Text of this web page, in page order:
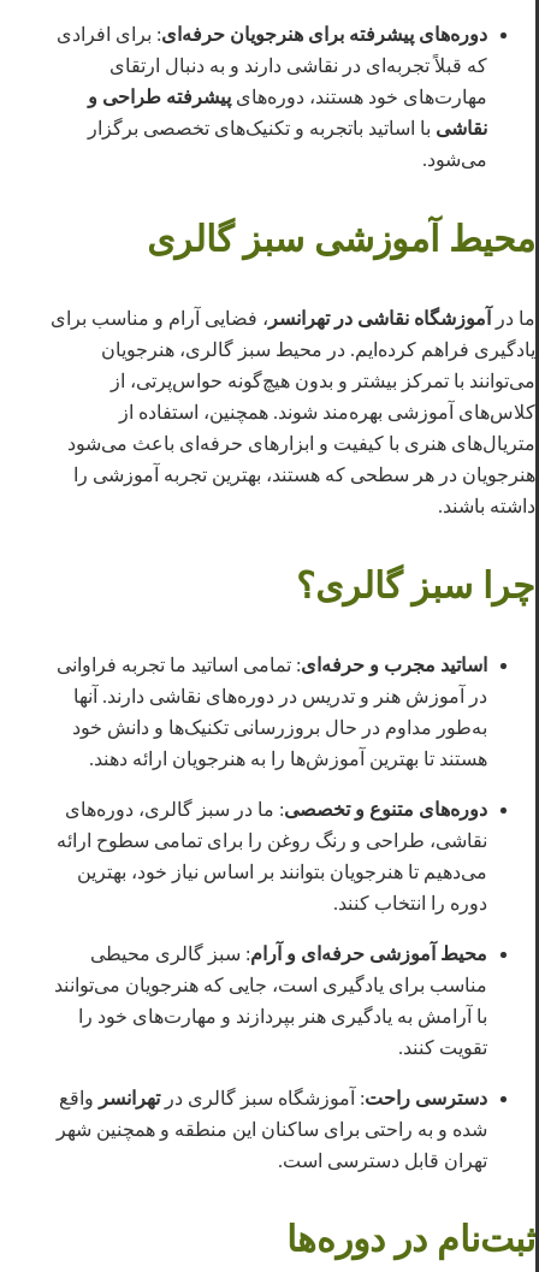
دوره‌های پیشرفته برای هنرجویان حرفه‌ای: برای افرادی
که قبلاً تجربه‌ای در نقاشی دارند و به دنبال ارتقای
مهارت‌های خود هستند، دوره‌های پیشرفته طراحی و
نقاشی با اساتید باتجربه و تکنیک‌های تخصصی برگزار
می‌شود.
محیط آموزشی سبز گالری
ما در آموزشگاه نقاشی در تهرانسر ، فضایی آرام و مناسب برای
یادگیری فراهم کرده‌ایم. در محیط سبز گالری، هنرجویان
می‌توانند با تمرکز بیشتر و بدون هیچ‌گونه حواس‌پرتی، از
کلاس‌های آموزشی بهره‌مند شوند. همچنین، استفاده از
متریال‌های هنری با کیفیت و ابزارهای حرفه‌ای باعث می‌شود
هنرجویان در هر سطحی که هستند، بهترین تجربه آموزشی را
داشته باشند.
چرا سبز گالری؟
اساتید مجرب و حرفه‌ای: تمامی اساتید ما تجربه فراوانی
در آموزش هنر و تدریس در دوره‌های نقاشی دارند. آنها
به‌طور مداوم در حال بروزرسانی تکنیک‌ها و دانش خود
هستند تا بهترین آموزش‌ها را به هنرجویان ارائه دهند.
دوره‌های متنوع و تخصصی: ما در سبز گالری، دوره‌های
نقاشی، طراحی و رنگ روغن را برای تمامی سطوح ارائه
می‌دهیم تا هنرجویان بتوانند بر اساس نیاز خود، بهترین
دوره را انتخاب کنند.
محیط آموزشی حرفه‌ای و آرام: سبز گالری محیطی
مناسب برای یادگیری است، جایی که هنرجویان می‌توانند
با آرامش به یادگیری هنر بپردازند و مهارت‌های خود را
تقویت کنند.
دسترسی راحت: آموزشگاه سبز گالری درتهرانسر واقع
شده و به راحتی برای ساکنان این منطقه و همچنین شهر
تهران قابل دسترسی است.
ثبت‌نام در دوره‌ها